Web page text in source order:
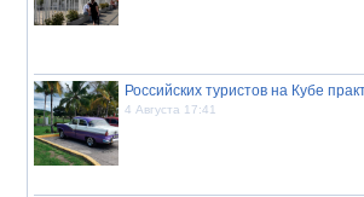
Российских туристов на Кубе
4 Августа 17:41